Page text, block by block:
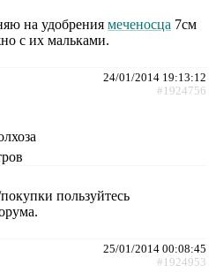
на удобрения меченосца 7см
с их мальками.
24/01/2014 19:13:12
#1924756
пользуйтесь
25/01/2014 00:08:45
#1924953